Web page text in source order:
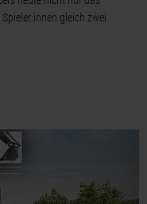
gleich zwei